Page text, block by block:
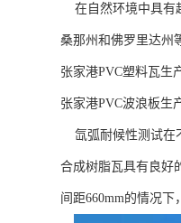
在自然环境中具有
桑那州和佛罗里达州
张家港PVC塑料瓦生
张家港PVC波浪板生
氙弧耐候性测试在
合成树脂瓦具有良好
间距660mm的情况下